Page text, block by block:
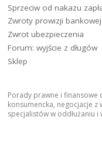
Sprzeciw od nakazu
Zwroty prowizji bankowej
Zwrot ubezpieczenia
Forum: wyjście z długów
Sklep
Porady prawne i finansowe
konsumencka, negocjacje
specjalistów w oddłużaniu